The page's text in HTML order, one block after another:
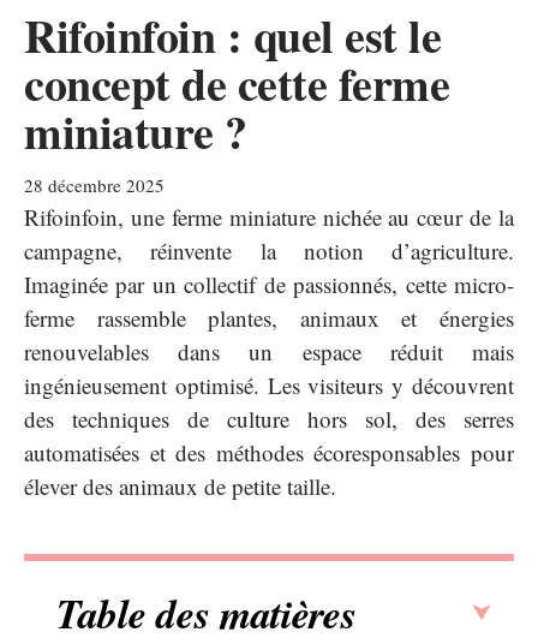
Rifoinfoin : quel est le
concept de cette ferme
miniature ?
28 décembre 2025
Rifoinfoin, une ferme miniature nichée au cœur de la
campagne, réinvente la notion d’agriculture.
Imaginée par un collectif de passionnés, cette micro-
ferme rassemble plantes, animaux et énergies
renouvelables dans un espace réduit mais
ingénieusement optimisé. Les visiteurs y découvrent
des techniques de culture hors sol, des serres
automatisées et des méthodes écoresponsables pour
élever des animaux de petite taille.
Table des matières